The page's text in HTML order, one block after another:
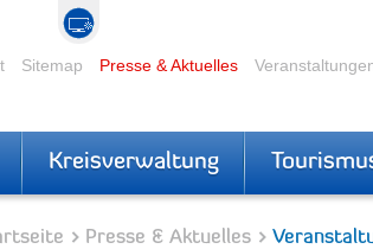
Sitemap Presse & Aktuelles
Kreisverwaltung
Presse & Aktuelles